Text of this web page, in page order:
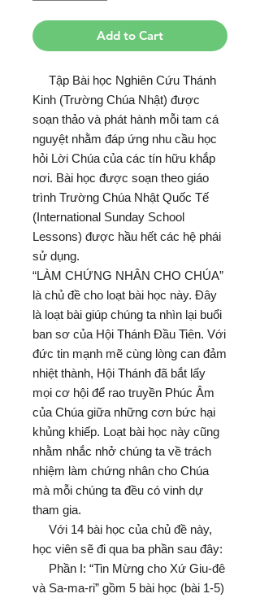
Add to Cart
Tập Bài học Nghiên Cứu Thánh
Kinh (Trường Chúa Nhật) được
soạn thảo và phát hành mỗi tam cá
nguyệt nhằm đáp ứng nhu cầu học
hỏi Lời Chúa của các tín hữu khắp
nơi. Bài học được soạn theo giáo
trình Trường Chúa Nhật Quốc Tế
(International Sunday School
Lessons) được hầu hết các hệ phái
sử dụng.
“LÀM CHỨNG NHÂN CHO CHÚA”
là chủ đề cho loạt bài học này. Ðây
là loạt bài giúp chúng ta nhìn lại buổi
ban sơ của Hội Thánh Ðầu Tiên. Với
đức tin mạnh mẽ cùng lòng can đảm
nhiệt thành, Hội Thánh đã bắt lấy
mọi cơ hội để rao truyền Phúc Âm
của Chúa giữa những cơn bức hại
khủng khiếp. Loạt bài học này cũng
nhằm nhắc nhở chúng ta về trách
nhiệm làm chứng nhân cho Chúa
mà mỗi chúng ta đều có vinh dự
tham gia.
Với 14 bài học của chủ đề này,
học viên sẽ đi qua ba phần sau đây:
Phần I: “Tin Mừng cho Xứ Giu-đê
và Sa-ma-ri” gồm 5 bài học (bài 1-5)